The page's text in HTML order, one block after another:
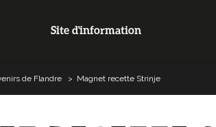
Site d'information
de Flandre > Magnet recette Strinje